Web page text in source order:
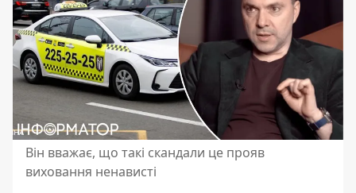
Він вважає, що такі скандали це прояв
виховання ненависті